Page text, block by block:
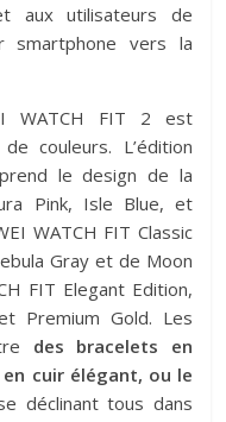
aux utilisateurs de
smartphone vers la
WATCH FIT 2 est
couleurs. L’édition
le design de la
Pink, Isle Blue, et
WATCH FIT Classic
Gray et de Moon
FIT Elegant Edition,
Premium Gold. Les
des bracelets en
cuir élégant, ou le
déclinant tous dans